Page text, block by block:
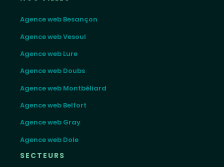
Agence web Besançon
Agence web Vesoul
Agence web Lure
Agence web Doubs
Agence web Montbéliard
Agence web Belfort
Agence web Gray
Agence web Dole
SECTEURS